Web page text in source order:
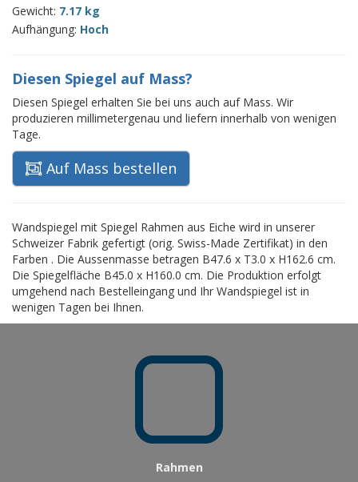
Gewicht: 7.17 kg
Aufhängung: Hoch
Diesen Spiegel auf Mass?
Diesen Spiegel erhalten Sie bei uns auch auf Mass. Wir
produzieren millimetergenau und liefern innerhalb von wenigen
Tage.
Auf Mass bestellen
Wandspiegel mit Spiegel Rahmen aus Eiche wird in unserer
Schweizer Fabrik gefertigt (orig. Swiss-Made Zertifikat) in den
Farben . Die Aussenmasse betragen B47.6 x T3.0 x H162.6 cm.
Die Spiegelfläche B45.0 x H160.0 cm. Die Produktion erfolgt
umgehend nach Bestelleingang und Ihr Wandspiegel ist in
wenigen Tagen bei Ihnen.
Rahmen